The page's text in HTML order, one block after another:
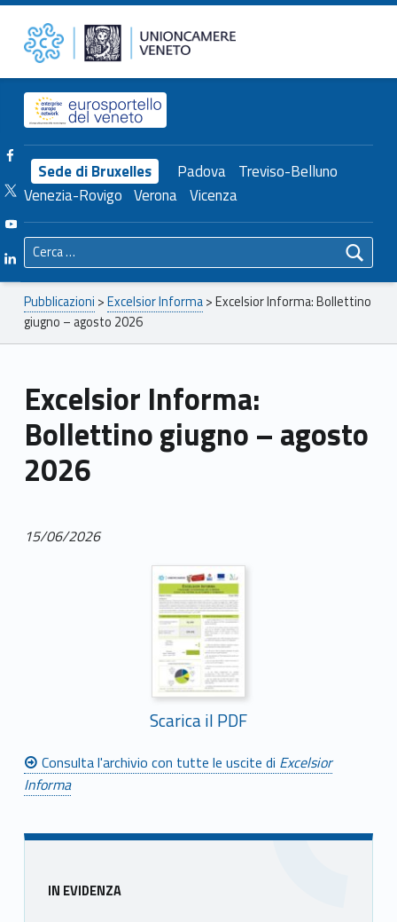
Excelsior Informa: Bollettino giugno – agosto 2026 – Unioncamere del Veneto Unioncamere del Veneto
Header info sidebar
Sede di Bruxelles Padova Treviso-Belluno
Venezia-Rovigo Verona Vicenza
Facebook Unioncamere Veneto
Twitter Unioncamere Veneto
Youtube Unioncamere Veneto
Linkedin Unioncamere Veneto
Ricerca per:
Breadcrumbs navigation
Pubblicazioni >Excelsior Informa>Excelsior Informa: Bollettino
giugno – agosto 2026
Excelsior Informa:
Bollettino giugno – agosto
2026
15/06/2026
Scarica il PDF
Consulta l'archivio con tutte le uscite di Excelsior
Informa
Skip back to main navigation
Sidebar
IN EVIDENZA